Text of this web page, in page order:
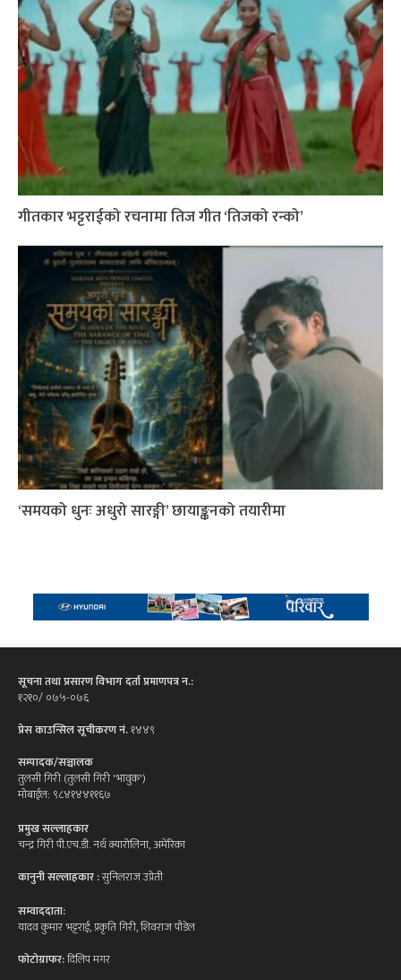
गीतकार भट्टराईको रचनामा तिज गीत ‘तिजको रन्को’
‘समयको धुनः अधुरो सारङ्गी’ छायाङ्कनको तयारीमा
सूचना तथा प्रसारण विभाग दर्ता प्रमाणपत्र न.:
१२१०/ ०७५-०७६
प्रेस काउन्सिल सूचीकरण नं.१४४९
सम्पादक/सञ्चालक
तुलसी गिरी (तुलसी गिरी 'भावुक')
मोबाईल: ९८४१४४११६७
प्रमुख सल्लाहकार
चन्द्र गिरी पी.एच.डी. नर्थ क्यारोलिना, अमेरिका
कानुनी सल्लाहकार :सुनिलराज उप्रेती
सम्वाददाता:
यादव कुमार भट्टराई, प्रकृति गिरी, शिवराज पौडेल
फोटोग्राफर:दिलिप मगर